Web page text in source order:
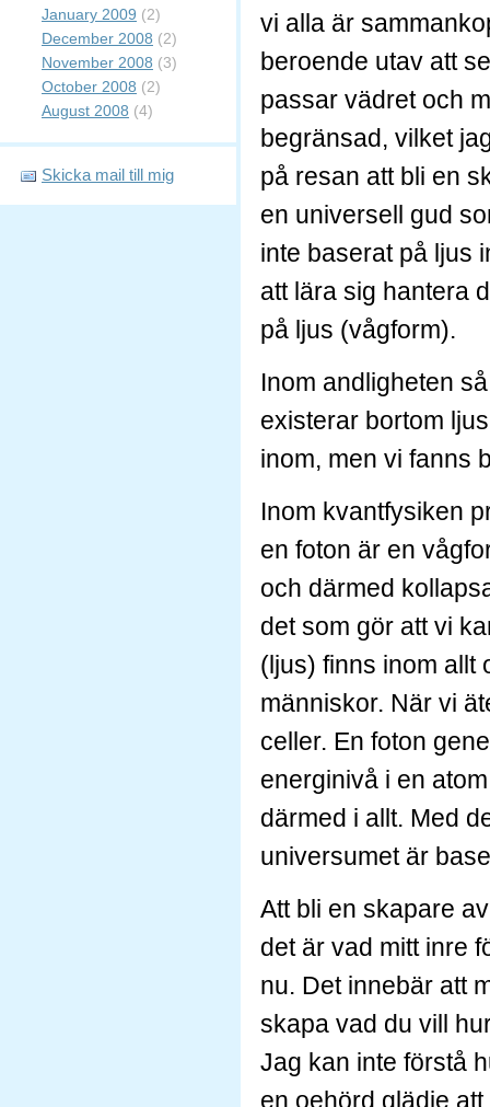
January 2009 (2)
December 2008 (2)
November 2008 (3)
October 2008 (2)
August 2008 (4)
Skicka mail till mig
vi alla är
beroende utav att
passar vädret och
begränsad, vilket
på resan att bli en
en universell gud
inte baserat på ljus
att lära sig hantera
på ljus (vågform).
Inom andligheten
existerar bortom
inom, men vi fanns
Inom kvantfysiken
en foton är en
och därmed
det som gör att vi
(ljus) finns inom allt
människor. När vi
celler. En foton
energinivå i en
därmed i allt. Med
universumet är
Att bli en skapare
det är vad mitt inre
nu. Det innebär att
skapa vad du vill
Jag kan inte förstå
en oehörd glädje